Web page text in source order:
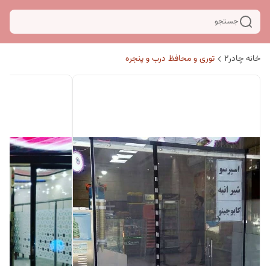
جستجو
خانه چادر۲ توری و محافظ درب و پنجره